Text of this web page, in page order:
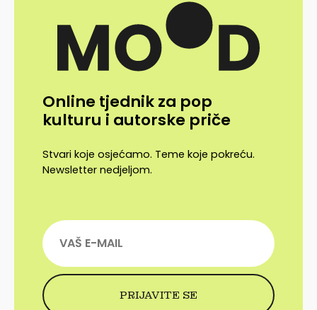
Online tjednik za pop
kulturu i autorske priče
Stvari koje osjećamo. Teme koje pokreću.
Newsletter nedjeljom.